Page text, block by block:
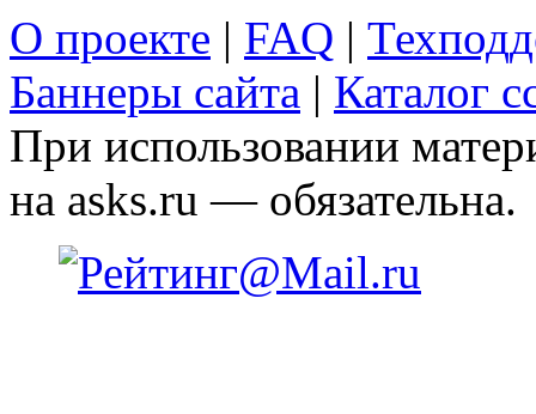
О проекте | FAQ |
Баннеры сайта | Каталог
При использовании
на asks.ru — обязательна.